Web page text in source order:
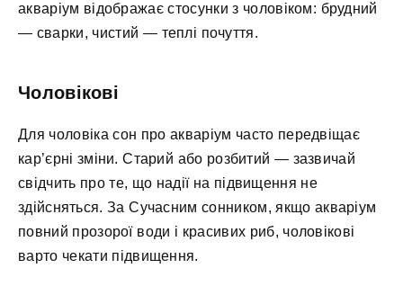
акваріум відображає стосунки з чоловіком: брудний
— сварки, чистий — теплі почуття.
Чоловікові
Для чоловіка сон про акваріум часто передвіщає
кар’єрні зміни. Старий або розбитий — зазвичай
свідчить про те, що надії на підвищення не
здійсняться. За Сучасним сонником, якщо акваріум
повний прозорої води і красивих риб, чоловікові
варто чекати підвищення.